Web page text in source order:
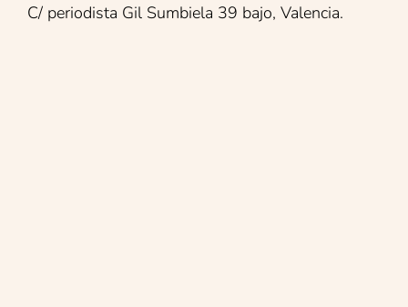
C/ periodista Gil Sumbiela 39 bajo, Valencia.